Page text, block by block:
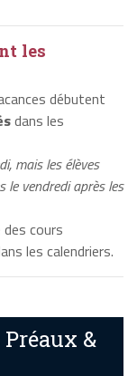
les
débutent
dans les
mais les élèves
le vendredi après les
des cours
les calendriers.
&